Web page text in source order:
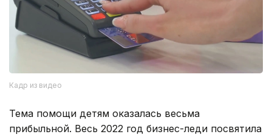
Кадр из видео
Тема помощи детям оказалась весьма
прибыльной. Весь 2022 год бизнес-леди посвятила